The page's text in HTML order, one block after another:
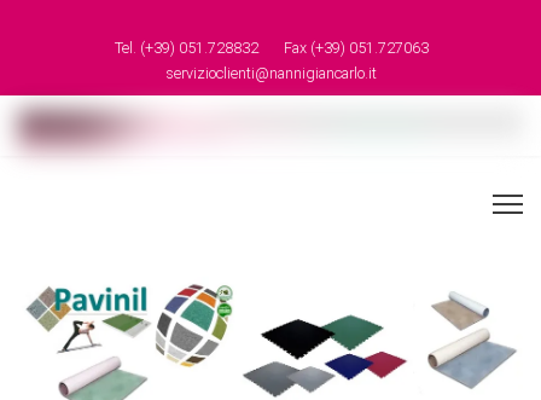
Tel. (+39) 051.728832
Fax (+39) 051.727063
servizioclienti@nannigiancarlo.it